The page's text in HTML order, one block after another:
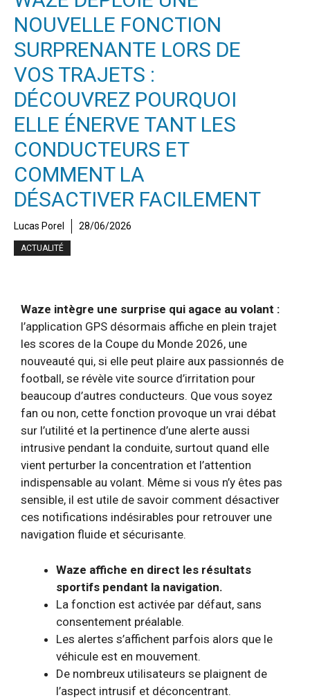
NOUVELLE FONCTION
SURPRENANTE LORS DE
VOS TRAJETS :
DÉCOUVREZ POURQUOI
ELLE ÉNERVE TANT LES
CONDUCTEURS ET
COMMENT LA
DÉSACTIVER FACILEMENT
Lucas Porel 28/06/2026
ACTUALITÉ
Waze intègre une surprise qui agace au volant :
l’application GPS désormais affiche en plein trajet
les scores de la Coupe du Monde 2026, une
nouveauté qui, si elle peut plaire aux passionnés de
football, se révèle vite source d’irritation pour
beaucoup d’autres conducteurs. Que vous soyez
fan ou non, cette fonction provoque un vrai débat
sur l’utilité et la pertinence d’une alerte aussi
intrusive pendant la conduite, surtout quand elle
vient perturber la concentration et l’attention
indispensable au volant. Même si vous n’y êtes pas
sensible, il est utile de savoir comment désactiver
ces notifications indésirables pour retrouver une
navigation fluide et sécurisante.
Waze affiche en direct les résultats
sportifs pendant la navigation.
La fonction est activée par défaut, sans
consentement préalable.
Les alertes s’affichent parfois alors que le
véhicule est en mouvement.
De nombreux utilisateurs se plaignent de
l’aspect intrusif et déconcentrant.